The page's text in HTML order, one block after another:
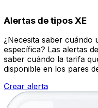
Alertas de tipos XE
¿Necesita saber cuándo
específica? Las alertas
saber cuándo la tarifa
disponible en los pares
Crear alerta